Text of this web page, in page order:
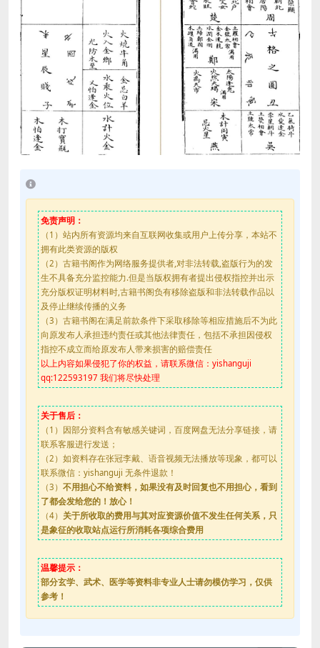
免责声明：
（1）站内所有资源均来自互联网收集或用户上传分享，本站不
拥有此类资源的版权
（2）古籍书阁作为网络服务提供者,对非法转载,盗版行为的发
生不具备充分监控能力.但是当版权拥有者提出侵权指控并出示
充分版权证明材料时,古籍书阁负有移除盗版和非法转载作品以
及停止继续传播的义务
（3）古籍书阁在满足前款条件下采取移除等相应措施后不为此
向原发布人承担违约责任或其他法律责任，包括不承担因侵权
指控不成立而给原发布人带来损害的赔偿责任
以上内容如果侵犯了你的权益，请联系微信：yishanguji
qq:122593197 我们将尽快处理
关于售后：
（1）因部分资料含有敏感关键词，百度网盘无法分享链接，请
联系客服进行发送；
（2）如资料存在张冠李戴、语音视频无法播放等现象，都可以
联系微信：yishanguji 无条件退款！
（3） 不用担心不给资料，如果没有及时回复也不用担心，看到
了都会发给您的！放心！
（4） 关于所收取的费用与其对应资源价值不发生任何关系，只
是象征的收取站点运行所消耗各项综合费用
温馨提示：
部分玄学、武术、医学等资料非专业人士请勿模仿学习，仅供
参考！